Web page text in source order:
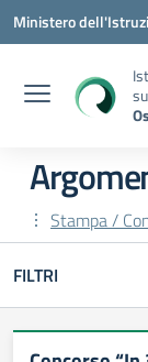
Vai ai contenuti
Vai al menu di
Vai al footer
Ministero
Stampa /
FILTRI